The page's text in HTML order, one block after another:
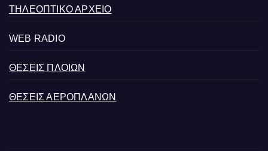
ΤΗΛΕΟΠΤΙΚΟ ΑΡΧΕΙΟ
WEB RADIO
ΘΕΣΕΙΣ ΠΛΟΙΩΝ
ΘΕΣΕΙΣ ΑΕΡΟΠΛΑΝΩΝ